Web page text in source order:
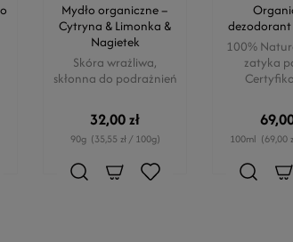
Mydło organiczne –
Cytryna & Limonka &
Nagietek
Skóra wrażliwa,
skłonna do podrażnień
32,00 zł
90g (35,55 zł / 100g)
dezodorant
100%
zatyka
100ml (69,00